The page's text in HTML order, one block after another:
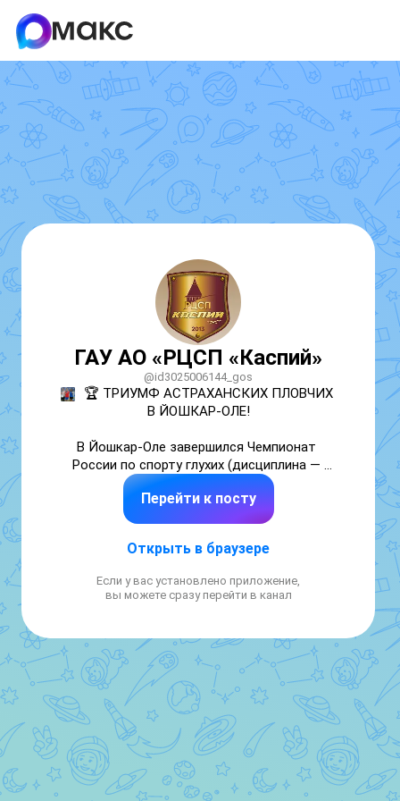
ГАУ АО «РЦСП «Каспий»
@id3025006144_gos
🏆 ТРИУМФ АСТРАХАНСКИХ ПЛОВЧИХ
В ЙОШКАР-ОЛЕ!
В Йошкар-Оле завершился Чемпионат
России по спорту глухих (дисциплина —
плавание) с невероятным результатом!
Астраханскую область представляли наши
🌟Виктория Терентьева — Заслуженный
🌟Ксения Тихонова — Мастер спорта
Итоги выступления:
На счету астраханской сборной 7 МЕДАЛЕЙ,
из которых:
🥇🥇🥇🥇🥇🥇6 ЗОЛОТЫХ
🥈1 СЕРЕБРЯНАЯ
Это показатель высочайшего мастерства,
стального характера и воли к победе! 💪
Перейти к посту
Открыть в браузере
Если у вас установлено приложение,
вы можете сразу перейти в канал